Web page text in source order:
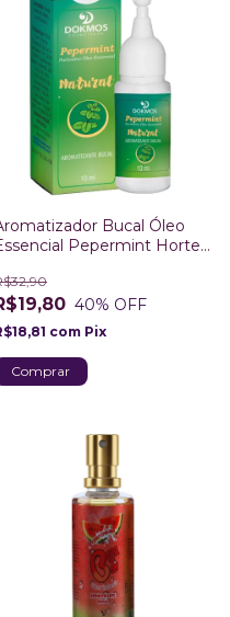
Bucal Óleo
Pepermint Hortela
40% OFF
com Pix